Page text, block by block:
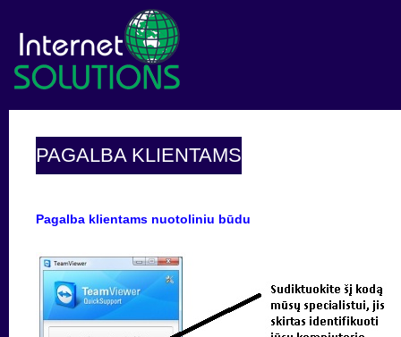
PAGALBA KLIENTAMS
Pagalba klientams nuotoliniu būdu